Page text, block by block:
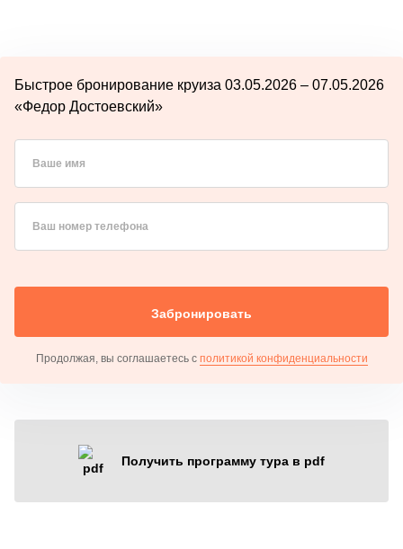
Быстрое бронирование круиза 03.05.2026 – 07.05.2026
«Федор Достоевский»
Ваше имя
Ваш номер телефона
Забронировать
Продолжая, вы соглашаетесь с политикой конфиденциальности
Получить программу тура в pdf